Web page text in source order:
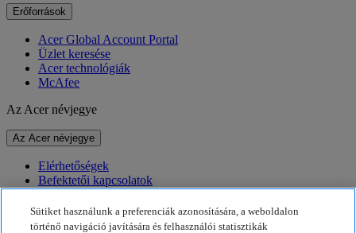
Erőforrások
Acer Global Account Portal
Üzlet keresése
Acer technológiák
McAfee
Az Acer névjegye
Az Acer névjegye
Elérhetőségek
Befektetői kapcsolatok
Díjak
Események
Sütiket használunk a preferenciák azonosítására, a weboldalon
történő navigáció javítására és felhasználói statisztikák